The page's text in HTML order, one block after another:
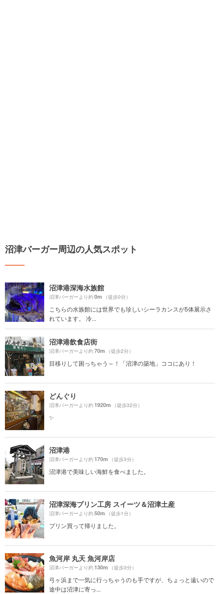
沼津バーガー周辺の人気スポット
沼津港深海水族館
沼津バーガーより約0m （徒歩0分）
こちらの水族館には世界でも珍しいシーラカンスが5体展示さ
れています。 冷...
沼津港飲食店街
沼津バーガーより約70m （徒歩2分）
目移りして困っちゃう～！「沼津の築地」ココにあり！
どんぐり
沼津バーガーより約1920m （徒歩32分）
✨
沼津港
沼津バーガーより約170m （徒歩3分）
沼津港で美味しい海鮮を食べました。
沼津深海プリン工房 スイーツ＆沼津土産
沼津バーガーより約50m （徒歩1分）
プリン買って帰りました。
魚河岸 丸天 魚河岸店
沼津バーガーより約130m （徒歩3分）
弓ヶ浜まで一気に行っちゃうのも手ですが、ちょっと遠いので
途中は沼津に寄っ...